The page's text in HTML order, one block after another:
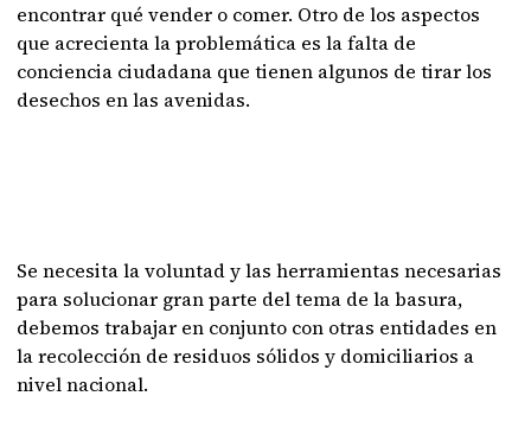
encontrar qué vender o comer. Otro de los aspectos
que acrecienta la problemática es la falta de
conciencia ciudadana que tienen algunos de tirar los
desechos en las avenidas.
Se necesita la voluntad y las herramientas necesarias
para solucionar gran parte del tema de la basura,
debemos trabajar en conjunto con otras entidades en
la recolección de residuos sólidos y domiciliarios a
nivel nacional.